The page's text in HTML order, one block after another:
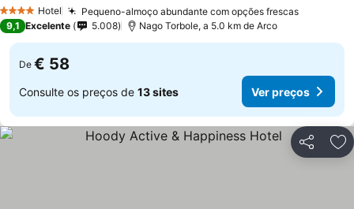
4 EstrelasHotel Pequeno-almoço abundante com opções frescas
9,1 Excelente 5.008 Nago Torbole, a 5.0 km de Arco
De € 58
Consulte os preços de 13 sites Ver preços
Partilhar